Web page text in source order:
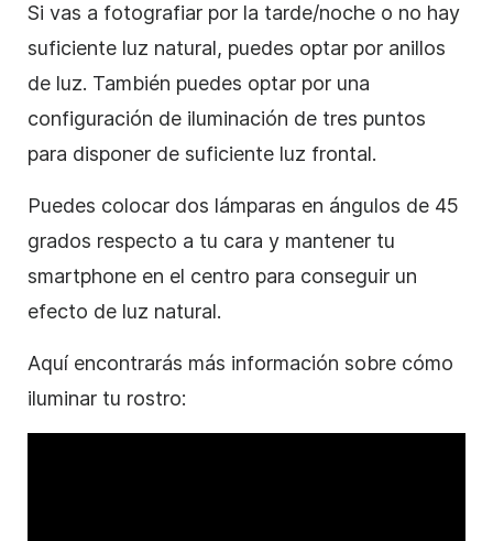
Si vas a fotografiar por la tarde/noche o no hay
suficiente luz natural, puedes optar por anillos
de luz. También puedes optar por una
configuración de iluminación de tres puntos
para disponer de suficiente luz frontal.
Puedes colocar dos lámparas en ángulos de 45
grados respecto a tu cara y mantener tu
smartphone en el centro para conseguir un
efecto de luz natural.
Aquí encontrarás más información sobre cómo
iluminar tu rostro: